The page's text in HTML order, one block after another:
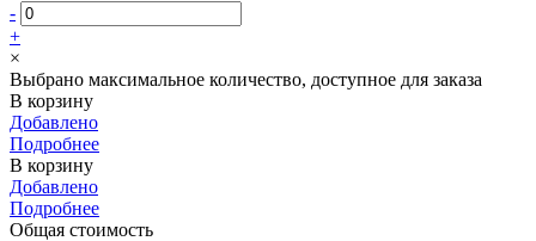
-
+
×
Выбрано максимальное количество, доступное для заказа
В корзину
Добавлено
Подробнее
В корзину
Добавлено
Подробнее
Общая стоимость